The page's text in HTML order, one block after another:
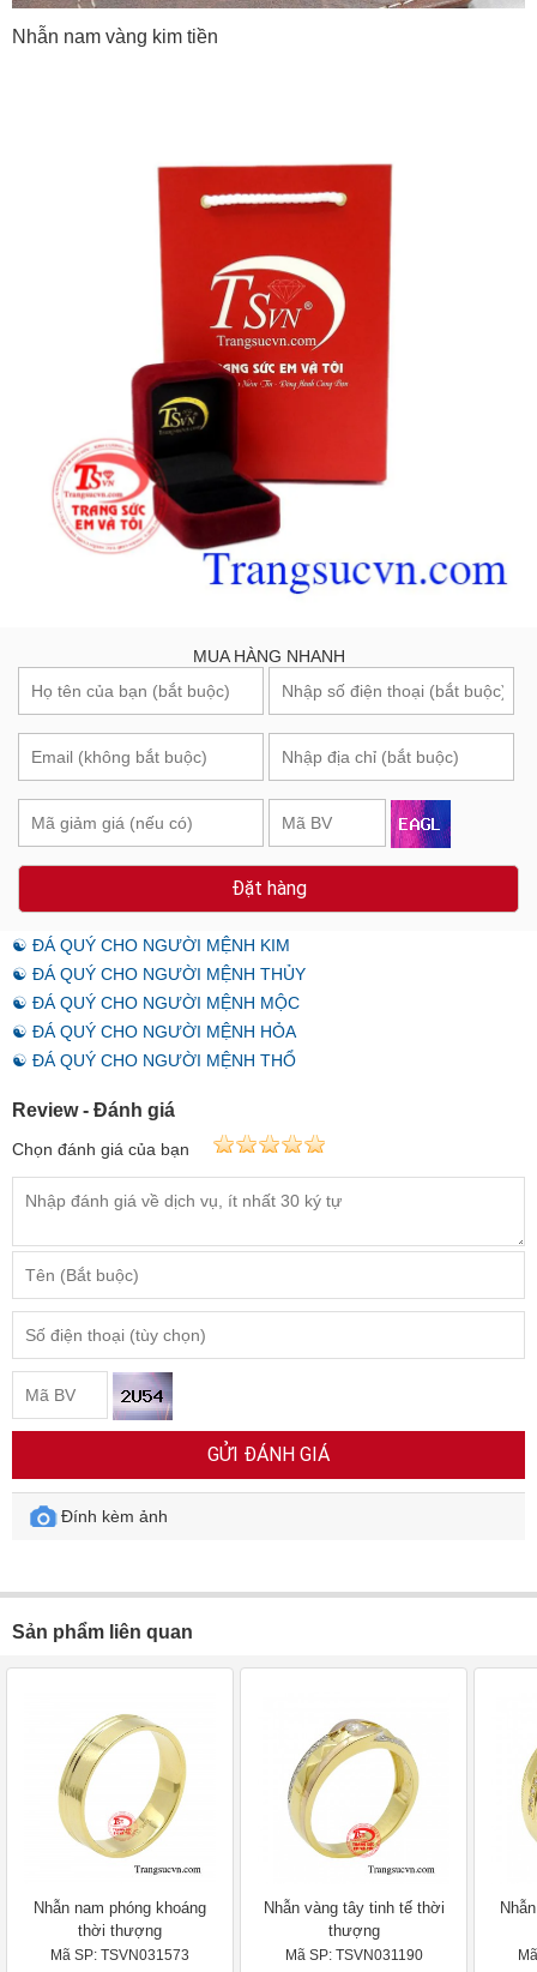
Nhẫn nam vàng kim tiền
MUA HÀNG NHANH
Đặt hàng
☯ ĐÁ QUÝ CHO NGƯỜI MỆNH KIM
☯ ĐÁ QUÝ CHO NGƯỜI MỆNH THỦY
☯ ĐÁ QUÝ CHO NGƯỜI MỆNH MỘC
☯ ĐÁ QUÝ CHO NGƯỜI MỆNH HỎA
☯ ĐÁ QUÝ CHO NGƯỜI MỆNH THỔ
Review - Đánh giá
Chọn đánh giá của bạn
GỬI ĐÁNH GIÁ
Đính kèm ảnh
Sản phẩm liên quan
Nhẫn nam phóng khoáng
thời thượng
Mã SP: TSVN031573
Nhẫn vàng tây tinh tế thời
thượng
Mã SP: TSVN031190